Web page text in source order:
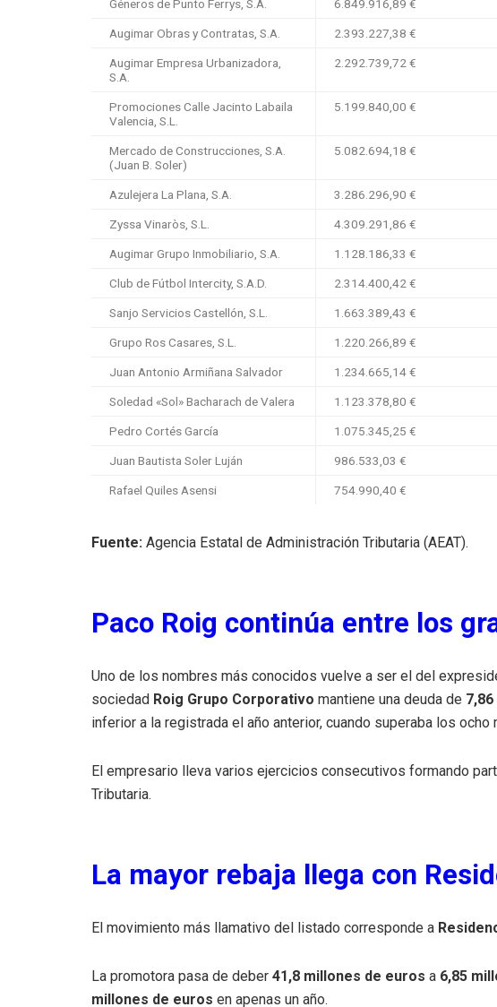
Géneros de Punto Ferrys, S.A. 6.849.916,89 €
Augimar Obras y Contratas, S.A. 2.393.227,38 €
Augimar Empresa Urbanizadora,
S.A.
2.292.739,72 €
Promociones Calle Jacinto Labaila
Valencia, S.L.
5.199.840,00 €
Mercado de Construcciones, S.A.
(Juan B. Soler)
5.082.694,18 €
Azulejera La Plana, S.A. 3.286.296,90 €
Zyssa Vinaròs, S.L. 4.309.291,86 €
Augimar Grupo Inmobiliario, S.A. 1.128.186,33 €
Club de Fútbol Intercity, S.A.D. 2.314.400,42 €
Sanjo Servicios Castellón, S.L. 1.663.389,43 €
Grupo Ros Casares, S.L. 1.220.266,89 €
Juan Antonio Armiñana Salvador 1.234.665,14 €
Soledad «Sol» Bacharach de Valera 1.123.378,80 €
Pedro Cortés García 1.075.345,25 €
Juan Bautista Soler Luján 986.533,03 €
Rafael Quiles Asensi 754.990,40 €
Fuente: Agencia Estatal de Administración Tributaria (AEAT).
Paco Roig continúa entre los
Uno de los nombres más conocidos vuelve a ser el del
sociedad Roig Grupo Corporativo mantiene una deuda de
inferior a la registrada el año anterior, cuando superaba los ocho
El empresario lleva varios ejercicios consecutivos formando
Tributaria.
La mayor rebaja llega con
El movimiento más llamativo del listado corresponde a
La promotora pasa de deber 41,8 millones de euros a 6,85
millones de euros en apenas un año.